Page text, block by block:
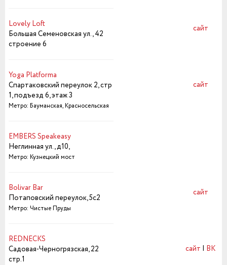
Lovely Loft
Большая Семеновская ул., 42
строение 6
сайт
Yoga Platforma
Спартаковский переулок 2, стр
1, подъезд 6, этаж 3
Метро: Бауманская, Красносельская
сайт
EMBERS Speakeasy
Неглинная ул., д10,
Метро: Кузнецкий мост
Bolivar Bar
Потаповский переулок, 5с2
Метро: Чистые Пруды
сайт
REDNECKS
Садовая-Черногрязская, 22
стр.1
сайт | ВК